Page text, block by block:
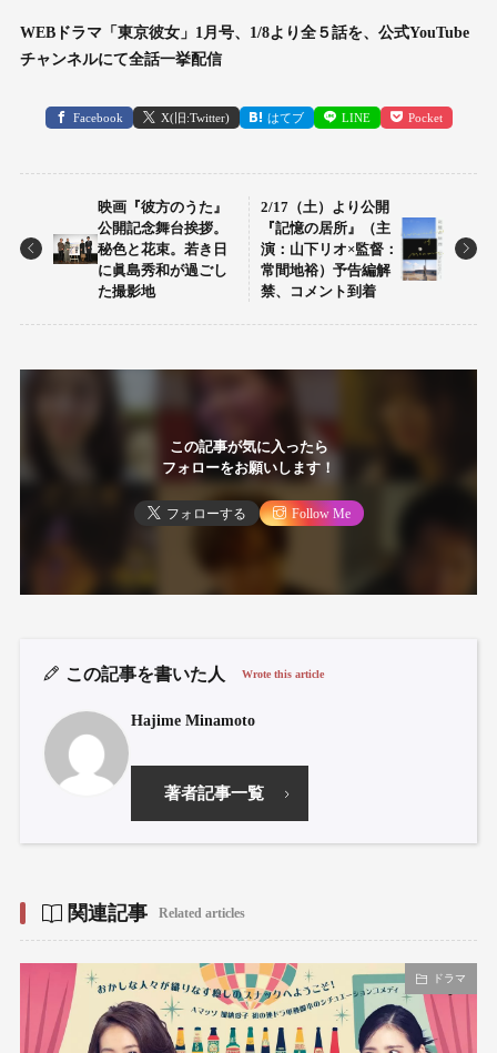
WEBドラマ「東京彼女」1月号、1/8より全５話を、公式YouTube
チャンネルにて全話一挙配信
Facebook X(旧:Twitter) はてブ LINE Pocket
映画『彼方のうた』
公開記念舞台挨拶。
秘色と花束。若き日
に眞島秀和が過ごし
た撮影地
2/17（土）より公開
『記憶の居所』（主
演：山下リオ×監督：
常間地裕）予告編解
禁、コメント到着
この記事が気に入ったら
フォローをお願いします！
フォローする Follow Me
この記事を書いた人 Wrote this article
Hajime Minamoto
著者記事一覧
関連記事 Related articles
ドラマ